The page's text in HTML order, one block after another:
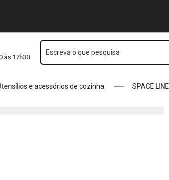
às 17h30
Escreva o que pesquisa
e acessórios de cozinha SPACE LINE